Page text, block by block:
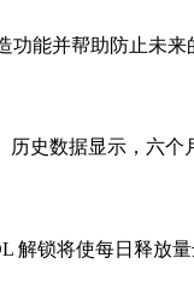
功能并帮助防止未
历史数据显示，六个
解锁将使每日释放